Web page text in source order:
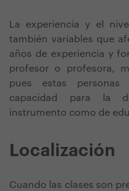
La experiencia y el
también variables que
años de experiencia y
profesor o profesora,
pues estas
capacidad para la
instrumento como de
Localización
Cuando las clases son